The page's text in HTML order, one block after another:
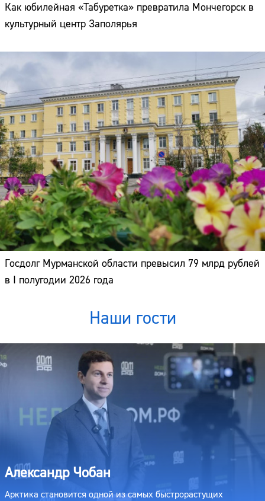
Как юбилейная «Табуретка» превратила Мончегорск в
культурный центр Заполярья
Госдолг Мурманской области превысил 79 млрд рублей
в I полугодии 2026 года
Наши гости
Александр Чобан
Арктика становится одной из самых быстрорастущих